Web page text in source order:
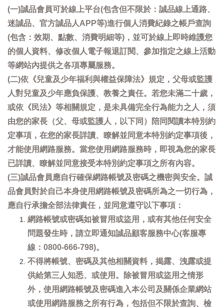
(一)誠品會員可於線上平台(包含但不限於：誠品線上通路、
迷誠品、官方誠品人APP等)進行個人消費紀錄之帳戶查詢
(包含：效期、點數、消費明細等)，並可於線上即時維護您
的個人資料、修改個人電子報退訂閱、參加指定之線上活動
等網站內提供之各項專屬服務。
(二)依《兒童及少年福利與權益保障法》規定，父母或監護
人對兒童及少年應負保護、教養之責任。若您未滿二十歲，
或依《民法》等相關規定，是未具備完全行為能力之人，須
由您的家長（父、母或監護人，以下同）陪同閱讀本特別約
定事項，在您的家長詳讀、瞭解並同意本特別約定事項後，
才能使用網路服務。當您使用網路服務時，即視為您的家長
已詳讀、瞭解並同意接受本特別約定事項之所有內容。
(三)誠品會員應自行確保網路帳號及密碼之機密與安全。誠
品會員對於自己本身使用網路帳號及密碼所為之一切行為，
應自行承擔全部法律責任，並同意遵守以下事項：
網路帳號或密碼如被冒用或盜用，或有其他任何安全
問題發生時，請立即通知誠品顧客服務中心(客服專
線：0800-666-798)。
不得將帳號、密碼及其他相關資料，揭露、洩露或提
供給第三人知悉、或使用。除被冒用或盜用之情形
外，使用網路帳號及密碼進入本公司及關係企業網站
或使用網路服務之所有行為，包括但不限於查詢、檢